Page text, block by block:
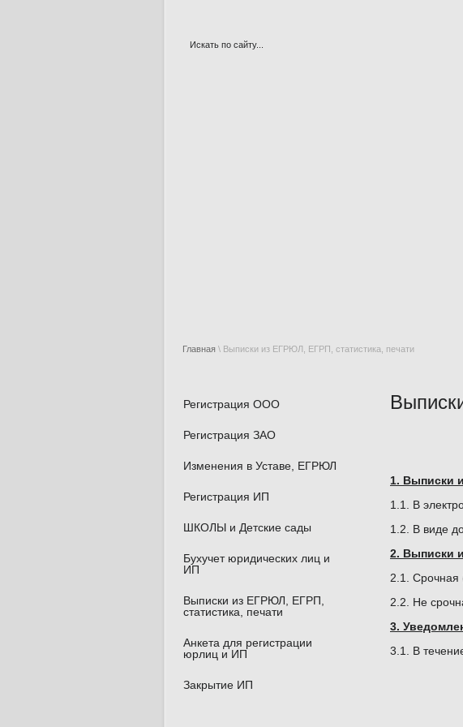
Главная \ Выписки из ЕГРЮЛ, ЕГРП, статистика, печати
1. Выписки
1.1. В
1.2. В виде
2. Выписки
2.1. Срочная
2.2. Не
3.
3.1. В
Регистрация ООО
Регистрация ЗАО
Изменения в Уставе, ЕГРЮЛ
Регистрация ИП
ШКОЛЫ и Детские сады
Бухучет юридических лиц и
ИП
Выписки из ЕГРЮЛ, ЕГРП,
статистика, печати
Анкета для регистрации
юрлиц и ИП
Закрытие ИП